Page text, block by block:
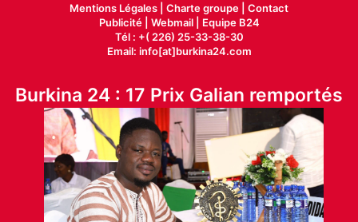
Mentions Légales | Charte groupe | Contact
Publicité| Webmail |
Equipe B24
Tél : +( 226) 25-33-38-30
Email: info[at]burkina24.com
Burkina 24 : 17 Prix Galian remportés